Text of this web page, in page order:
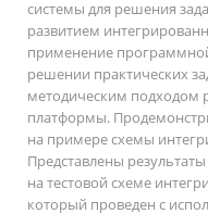
системы для решения
развитием
применение
решении практических
методическим подходом
платформы.
на примере схемы
Представлены
на тестовой схеме
который проведен с